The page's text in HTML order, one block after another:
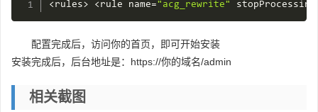
< rules> < rule name="acg_rewrite" stopProcessing
配置完成后，访问你的首页，即可开始安装
安装完成后，后台地址是：https://你的域名/admin
相关截图